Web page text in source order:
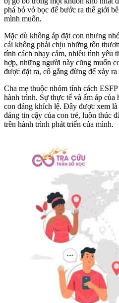
phá bỏ vỏ bọc để bước ra thế giới
mình muốn.
Mặc dù không áp đặt con nhưng
cái không phải chịu những tổn
tính cách nhạy cảm, nhiều tình yêu
hợp, những người này cũng muốn
được đặt ra, cố gắng đừng để xảy ra
Cha mẹ thuộc nhóm tính cách
hành trình. Sự thực tế và ấm áp của
con đáng khích lệ. Đây được xem
đáng tin cậy của con trẻ, luôn thúc
trên hành trình phát triển của mình.